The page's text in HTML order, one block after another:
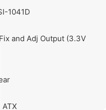
1041D
and Adj Output (3.3V